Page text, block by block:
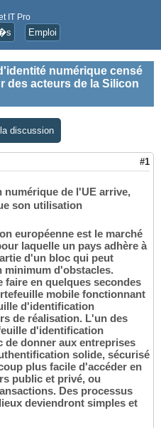
IT Pro
Emploi
numérique censé
des acteurs de la Silicon
discussion
#1
de l'UE arrive,
son utilisation
européenne est le marché
laquelle un pays adhère à
d'un bloc qui peut
minimum d'obstacles.
faire en quelques secondes
mobile fonctionnant
d'identification
de réalisation. L'un des
d'identification
de donner aux entreprises
solide, sécurisé
plus facile d'accéder en
public et privé, ou
Des processus
deviendront simples et